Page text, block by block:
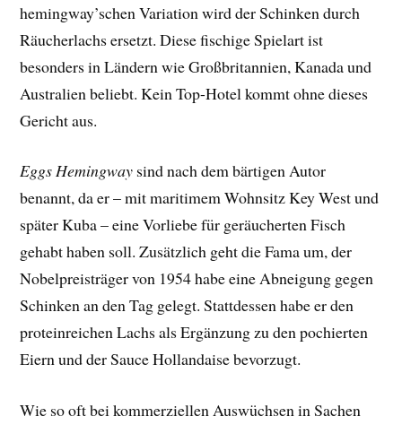
hemingway’schen Variation wird der Schinken durch
Räucherlachs ersetzt. Diese fischige Spielart ist
besonders in Ländern wie Großbritannien, Kanada und
Australien beliebt. Kein Top-Hotel kommt ohne dieses
Gericht aus.
Eggs Hemingway sind nach dem bärtigen Autor
benannt, da er – mit maritimem Wohnsitz Key West und
später Kuba – eine Vorliebe für geräucherten Fisch
gehabt haben soll. Zusätzlich geht die Fama um, der
Nobelpreisträger von 1954 habe eine Abneigung gegen
Schinken an den Tag gelegt. Stattdessen habe er den
proteinreichen Lachs als Ergänzung zu den pochierten
Eiern und der Sauce Hollandaise bevorzugt.
Wie so oft bei kommerziellen Auswüchsen in Sachen